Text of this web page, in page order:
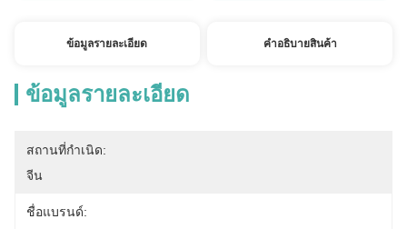
ข้อมูลรายละเอียด คําอธิบายสินค้า
ข้อมูลรายละเอียด
สถานที่กำเนิด:
จีน
ชื่อแบรนด์: